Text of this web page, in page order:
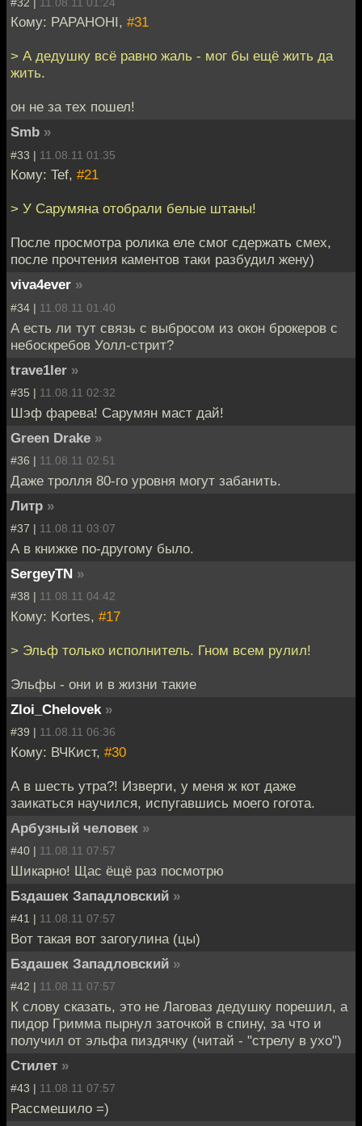
Кому: PAPAHOHI, #31
> А дедушку всё равно жаль - мог бы ещё жить да
жить.
он не за тех пошел!
Smb »
#33 | 11.08.11 01:35
Кому: Tef, #21
> У Сарумяна отобрали белые штаны!
После просмотра ролика еле смог сдержать смех,
после прочтения каментов таки разбудил жену)
viva4ever »
#34 | 11.08.11 01:40
А есть ли тут связь с выбросом из окон брокеров с
небоскребов Уолл-стрит?
trave1ler »
#35 | 11.08.11 02:32
Шэф фарева! Сарумян маст дай!
Green Drake »
#36 | 11.08.11 02:51
Даже тролля 80-го уровня могут забанить.
Литр »
#37 | 11.08.11 03:07
А в книжке по-другому было.
SergeyTN »
#38 | 11.08.11 04:42
Кому: Kortes, #17
> Эльф только исполнитель. Гном всем рулил!
Эльфы - они и в жизни такие
Zloi_Chelovek »
#39 | 11.08.11 06:36
Кому: ВЧКист, #30
А в шесть утра?! Изверги, у меня ж кот даже
заикаться научился, испугавшись моего гогота.
Арбузный человек »
#40 | 11.08.11 07:57
Шикарно! Щас ёщё раз посмотрю
Бздашек Западловский »
#41 | 11.08.11 07:57
Вот такая вот загогулина (цы)
Бздашек Западловский »
#42 | 11.08.11 07:57
К слову сказать, это не Лаговаз дедушку порешил, а
пидор Гримма пырнул заточкой в спину, за что и
получил от эльфа пиздячку (читай - "стрелу в ухо")
Стилет »
#43 | 11.08.11 07:57
Рассмешило =)